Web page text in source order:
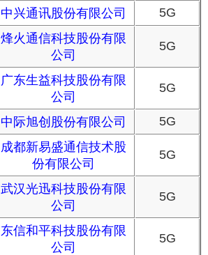
中兴通讯股份有限公司 5G
烽火通信科技股份有限
公司
5G
广东生益科技股份有限
公司
5G
中际旭创股份有限公司 5G
成都新易盛通信技术股
份有限公司
5G
武汉光迅科技股份有限
公司
5G
东信和平科技股份有限
公司
5G